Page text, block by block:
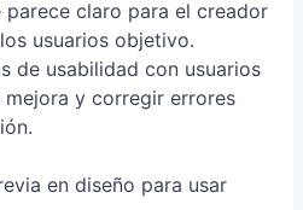
parece claro para el creador
usuarios objetivo.
de usabilidad con usuarios
y corregir errores
en diseño para usar